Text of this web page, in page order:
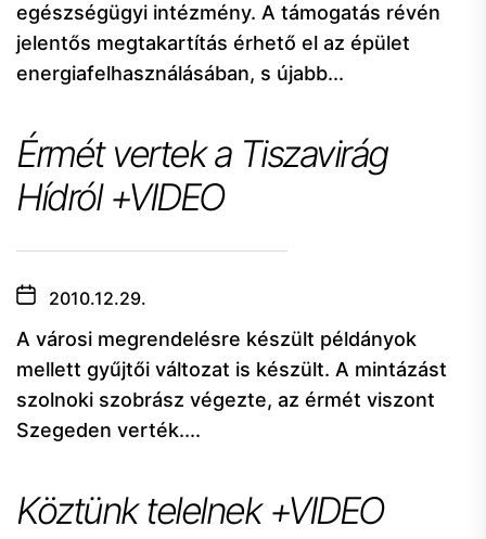
egészségügyi intézmény. A támogatás révén
jelentős megtakartítás érhető el az épület
energiafelhasználásában, s újabb...
Érmét vertek a Tiszavirág
Hídról +VIDEO
2010.12.29.
A városi megrendelésre készült példányok
mellett gyűjtői változat is készült. A mintázást
szolnoki szobrász végezte, az érmét viszont
Szegeden verték....
Köztünk telelnek +VIDEO